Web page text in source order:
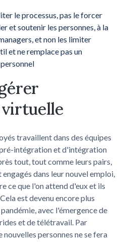
le processus, pas le forcer
et soutenir les personnes, à la
et non les limiter
et ne remplace pas un
travaillent dans des équipes
intégration et d'intégration
tout, tout comme leurs pairs,
dans leur nouvel emploi,
ce que l'on attend d'eux et ils
est devenu encore plus
avec l'émergence de
et de télétravail. Par
personnes ne se fera